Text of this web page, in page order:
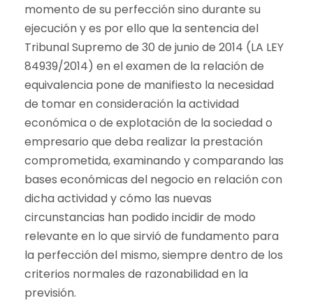
momento de su perfección sino durante su
ejecución y es por ello que la sentencia del
Tribunal Supremo de 30 de junio de 2014 (LA LEY
84939/2014) en el examen de la relación de
equivalencia pone de manifiesto la necesidad
de tomar en consideración la actividad
económica o de explotación de la sociedad o
empresario que deba realizar la prestación
comprometida, examinando y comparando las
bases económicas del negocio en relación con
dicha actividad y cómo las nuevas
circunstancias han podido incidir de modo
relevante en lo que sirvió de fundamento para
la perfección del mismo, siempre dentro de los
criterios normales de razonabilidad en la
previsión.